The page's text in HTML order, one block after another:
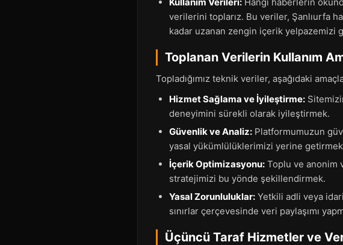
verilerini toplarız. Bu veriler, Şanlıurfa
kadar uzanan zengin içerik yelpazemizi
Toplanan Verilerin Kullanım
Topladığımız teknik veriler, aşağıdaki
Hizmet Sağlama ve İyileştirme:
deneyimini sürekli olarak iyileştirmek.
Güvenlik ve Analiz: Platformumuzun
yasal yükümlülüklerimizi yerine
İçerik Optimizasyonu: Toplu ve anonim
stratejimizi bu yönde şekillendirmek.
Yasal Zorunluluklar: Yetkili adli veya
sınırlar çerçevesinde veri paylaşımı
Üçüncü Taraf Hizmetler ve